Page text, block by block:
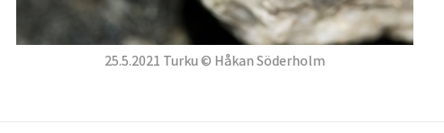
25.5.2021 Turku © Håkan Söderholm